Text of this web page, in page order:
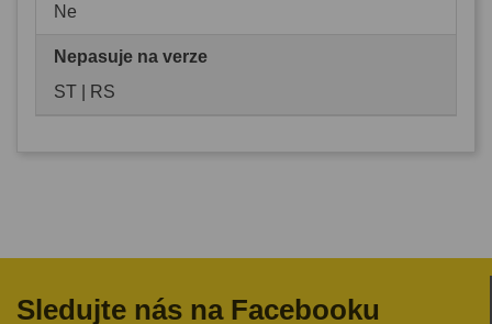
Ne
Nepasuje na verze
ST | RS
Sledujte nás na Facebooku